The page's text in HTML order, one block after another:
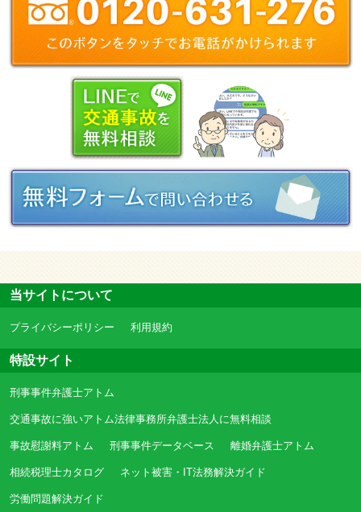
当サイトについて
プライバシーポリシー 利用規約
特設サイト
刑事事件弁護士アトム
交通事故に強いアトム法律事務所弁護士法人に無料相談
事故慰謝料アトム 刑事事件データベース 離婚弁護士アトム
相続税理士カタログ ネット被害・IT法務解決ガイド
労働問題解決ガイド